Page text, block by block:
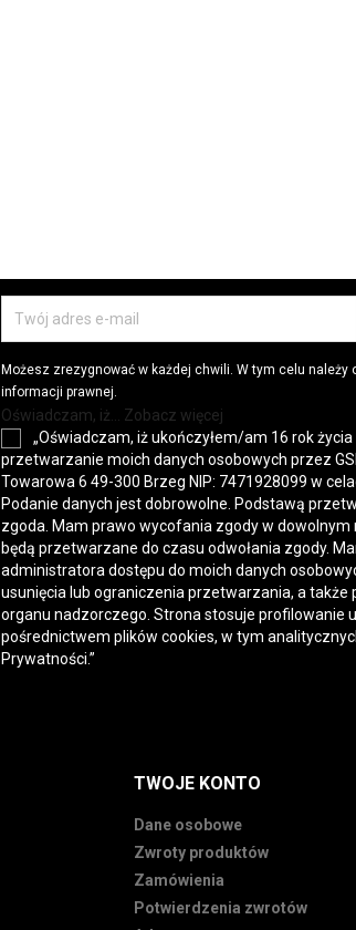
Możesz zrezygnować w każdej chwili. W tym celu należy
informacji prawnej.
Oświadczam, iż... Zobacz więcej
„Oświadczam, iż ukończyłem/am 16 rok
przetwarzanie moich danych osobowych przez
Towarowa 6 49-300 Brzeg NIP: 7471928099 w
Podanie danych jest dobrowolne. Podstawą
zgoda. Mam prawo wycofania zgody w dowolnym
będą przetwarzane do czasu odwołania zgody.
administratora dostępu do moich danych
usunięcia lub ograniczenia przetwarzania, a także
organu nadzorczego. Strona stosuje profilowanie
pośrednictwem plików cookies, w tym
Prywatności.”
TWOJE KONTO
Dane osobowe
Zwroty produktów
Zamówienia
Potwierdzenia zwrotów